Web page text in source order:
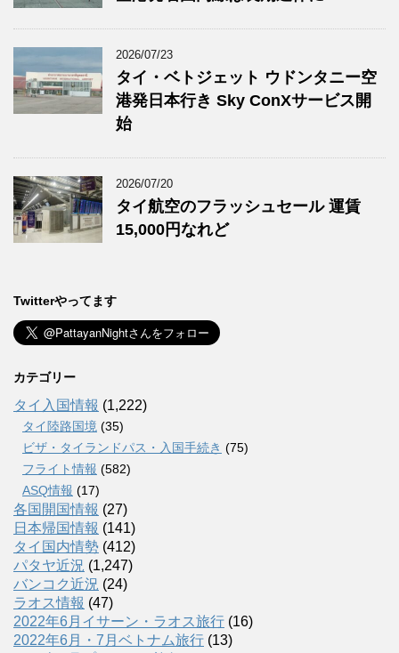
2026/07/23
タイ・ベトジェット ウドンタニー空
港発日本行き Sky ConXサービス開
始
2026/07/20
タイ航空のフラッシュセール 運賃
15,000円なれど
Twitterやってます
カテゴリー
タイ入国情報 (1,222)
タイ陸路国境 (35)
ビザ・タイランドパス・入国手続き (75)
フライト情報 (582)
ASQ情報 (17)
各国開国情報 (27)
日本帰国情報 (141)
タイ国内情勢 (412)
パタヤ近況 (1,247)
バンコク近況 (24)
ラオス情報 (47)
2022年6月イサーン・ラオス旅行 (16)
2022年6月・7月ベトナム旅行 (13)